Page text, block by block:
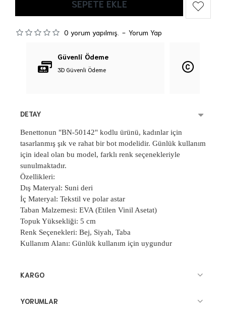
0 yorum yapılmış. - Yorum Yap
SEPETE EKLE
Güvenli Ödeme
3D Güvenli Ödeme
DETAY
Benettonun "BN-50142" kodlu ürünü, kadınlar için
tasarlanmış şık ve rahat bir bot modelidir. Günlük kullanım
için ideal olan bu model, farklı renk seçenekleriyle
sunulmaktadır.
Özellikleri:
Dış Materyal: Suni deri
İç Materyal: Tekstil ve polar astar
Taban Malzemesi: EVA (Etilen Vinil Asetat)
Topuk Yüksekliği: 5 cm
Renk Seçenekleri: Bej, Siyah, Taba
Kullanım Alanı: Günlük kullanım için uygundur
KARGO
YORUMLAR